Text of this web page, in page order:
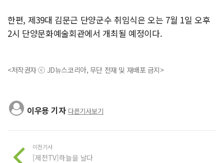
한편, 제39대 김문근 단양군수 취임식은 오는 7월 1일 오후
2시 단양문화예술회관에서 개최될 예정이다.
<저작권자 ⓒ JD뉴스코리아, 무단 전재 및 재배포 금지>
이우용 기자 다른기사보기
이전기사
[제천TV]하늘을 날다